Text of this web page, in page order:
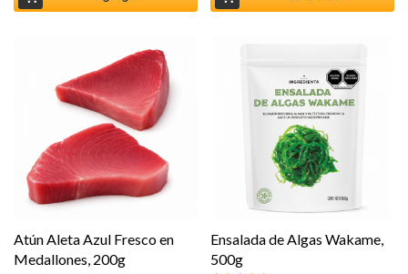
Atún Aleta Azul Fresco en
Medallones, 200g
Ensalada de Algas Wakame,
500g